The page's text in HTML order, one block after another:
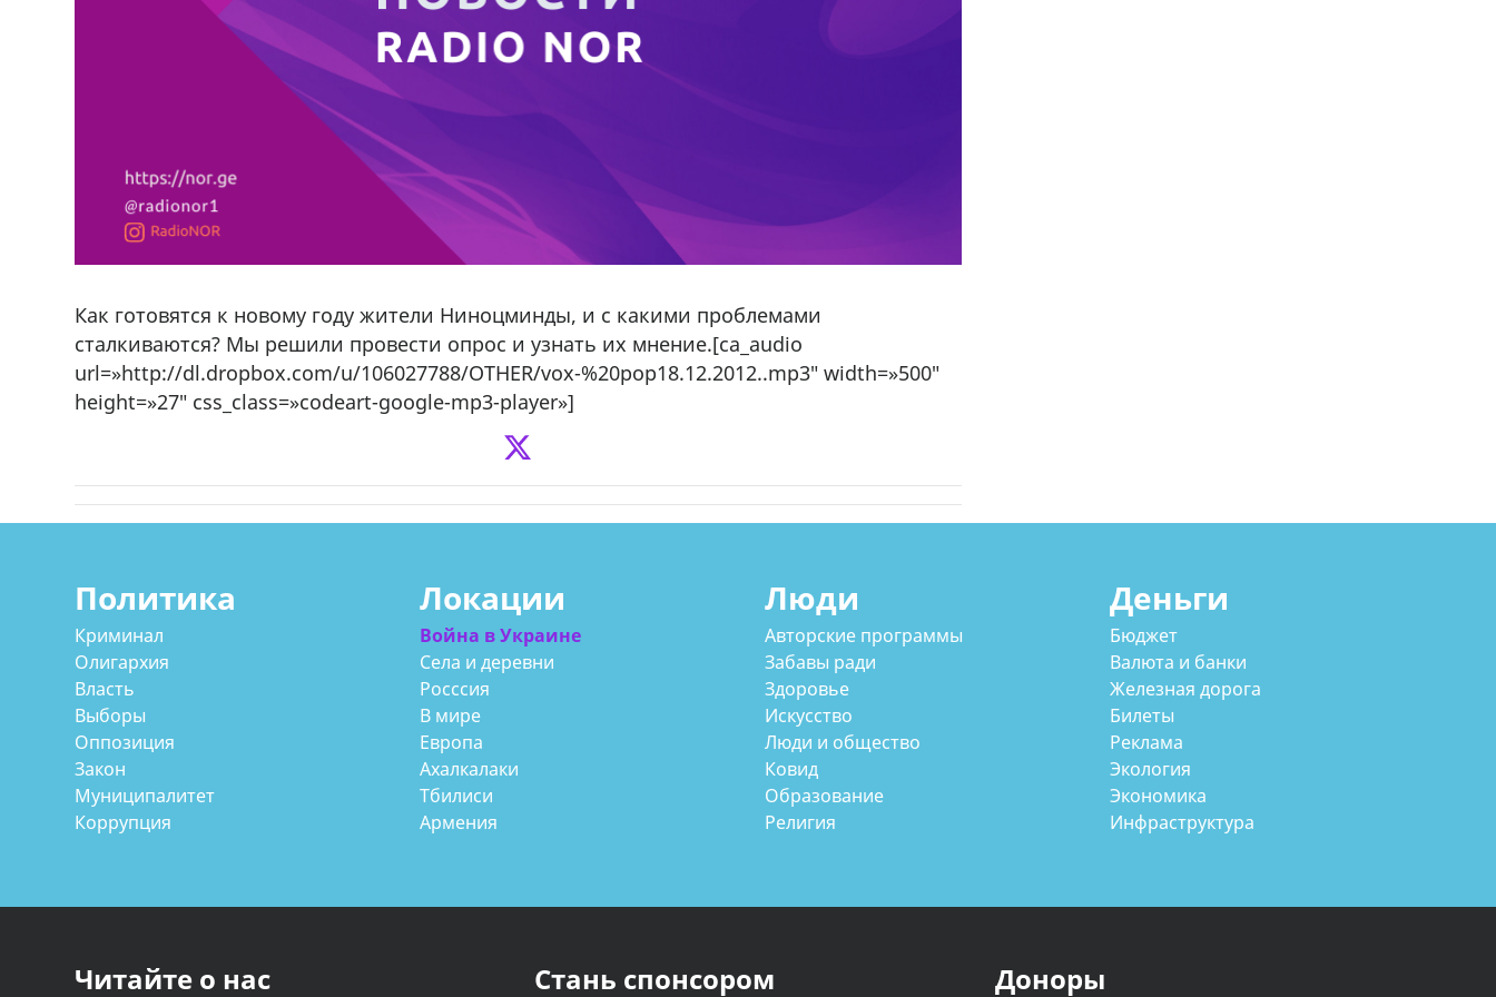
Как готовятся к новому году жители Ниноцминды, и с какими проблемами
сталкиваются? Мы решили провести опрос и узнать их мнение.[ca_audio
url=»http://dl.dropbox.com/u/106027788/OTHER/vox-%20pop18.12.2012..mp3″ width=»500″
height=»27″ css_class=»codeart-google-mp3-player»]
Политика
Криминал
Олигархия
Власть
Выборы
Оппозиция
Закон
Муниципалитет
Коррупция
Локации
Война в Украине
Села и деревни
Росссия
В мире
Европа
Ахалкалаки
Тбилиси
Армения
Люди
Авторские программы
Забавы ради
Здоровье
Искусство
Люди и общество
Ковид
Образование
Религия
Деньги
Бюджет
Валюта и банки
Железная дорога
Билеты
Реклама
Экология
Экономика
Инфраструктура
Читайте о нас Стань спонсором Доноры